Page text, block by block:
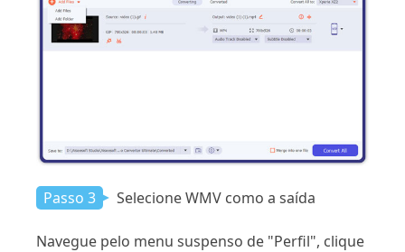
Passo 3 Selecione WMV como a saída
Navegue pelo menu suspenso de "Perfil", clique